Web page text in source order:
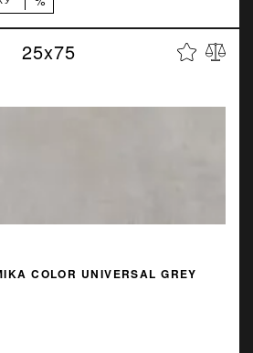
25x75
COLOR UNIVERSAL GREY